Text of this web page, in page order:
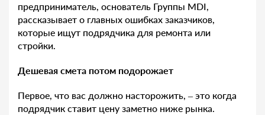
предприниматель, основатель Группы MDI,
рассказывает о главных ошибках заказчиков,
которые ищут подрядчика для ремонта или
стройки.
Дешевая смета потом подорожает
Первое, что вас должно насторожить, – это когда
подрядчик ставит цену заметно ниже рынка.